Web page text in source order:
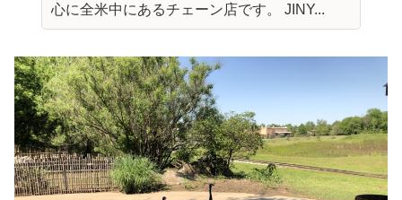
心に全米中にあるチェーン店です。 JINY...